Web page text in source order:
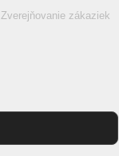
Zverejňovanie zákaziek